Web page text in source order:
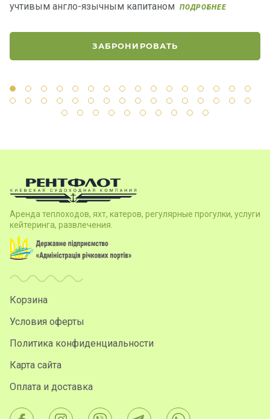
учтивым англо-язычным капитаном
ПОДРОБНЕЕ
ЗАБРОНИРОВАТЬ
Аренда теплоходов, яхт, катеров, регулярные прогулки, услуги
кейтеринга, развлечения.
Корзина
Условия оферты
Политика конфиденциальности
Карта сайта
Оплата и доставка